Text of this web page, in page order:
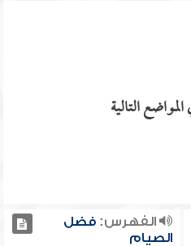
التالية
الفهرس:فضل
الصيام